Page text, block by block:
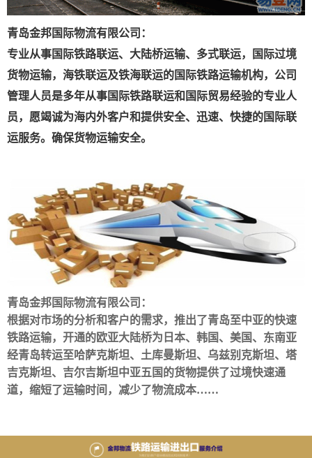
青岛金邦国际物流有限公司：
专业从事国际铁路联运、大陆桥运输、多式联运，国际过境
货物运输，海铁联运及铁海联运的国际铁路运输机构，公司
管理人员是多年从事国际铁路联运和国际贸易经验的专业人
员，愿竭诚为海内外客户和提供安全、迅速、快捷的国际联
运服务。确保货物运输安全。
青岛金邦国际物流有限公司：
根据对市场的分析和客户的需求，推出了青岛至中亚的快速
铁路运输，开通的欧亚大陆桥为日本、韩国、美国、东南亚
经青岛转运至哈萨克斯坦、土库曼斯坦、乌兹别克斯坦、塔
吉克斯坦、吉尔吉斯坦中亚五国的货物提供了过境快速通
道，缩短了运输时间，减少了物流成本……